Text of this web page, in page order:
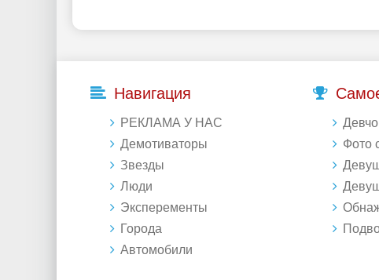
Навигация
РЕКЛАМА У НАС
Демотиваторы
Звезды
Люди
Эксперементы
Города
Автомобили
Фото с
Девушки
Подводный